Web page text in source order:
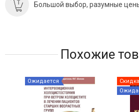
Большой выбор, разумные
Похожие
Ожидается